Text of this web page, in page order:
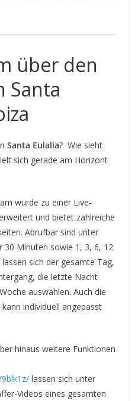
über den
Santa
Santa Eulalia? Wie sieht
sich gerade am Horizont
wurde zu einer Live-
und bietet zahlreiche
Abrufbar sind unter
Minuten sowie 1, 3, 6, 12
sich der gesamte Tag,
die letzte Nacht
auswählen. Auch die
individuell angepasst
hinaus weitere Funktionen
lassen sich unter
Videos eines gesamten